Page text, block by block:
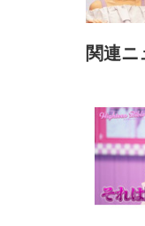
上げ式ア
ト 約105
椅子 360
ナイロン樹
ッシュ 在
WY01(黒
￥5,699
UHD・
￥
捨て 無香
￥3,373
関連ニ